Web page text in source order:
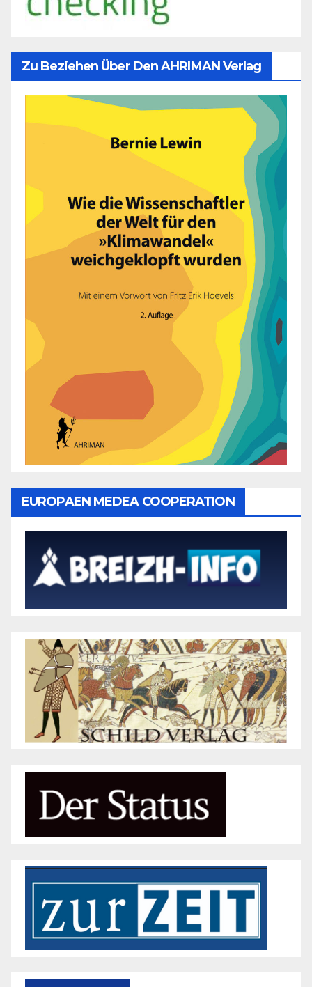
Zu Beziehen Über Den AHRIMAN Verlag
EUROPAEN MEDEA COOPERATION